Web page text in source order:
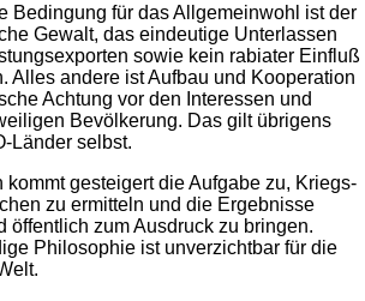
Bedingung für das Allgemeinwohl ist der
Gewalt, das eindeutige Unterlassen
sowie kein rabiater Einfluß
Alles andere ist Aufbau und Kooperation
Achtung vor den Interessen und
Bevölkerung. Das gilt übrigens
Länder selbst.
kommt gesteigert die Aufgabe zu, Kriegs-
zu ermitteln und die Ergebnisse
öffentlich zum Ausdruck zu bringen.
Philosophie ist unverzichtbar für die